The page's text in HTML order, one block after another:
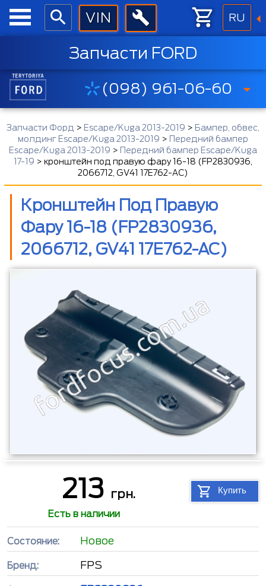
RU
Запчасти FORD
(098) 961-06-60
Запчасти Форд > Escape/Kuga 2013-2019 > Бампер, обвес,
молдинг Escape/Kuga 2013-2019 > Передний бампер
Escape/Kuga 2013-2019 > Передний бампер Escape/Kuga
17-19 > кронштейн под правую фару 16-18 (FP2830936,
2066712, GV41 17E762-AC)
Кронштейн Под Правую
Фару 16-18 (FP2830936,
2066712, GV41 17E762-AC)
213 грн. Купить
Есть в наличии
Состояние: Новое
Бренд: FPS